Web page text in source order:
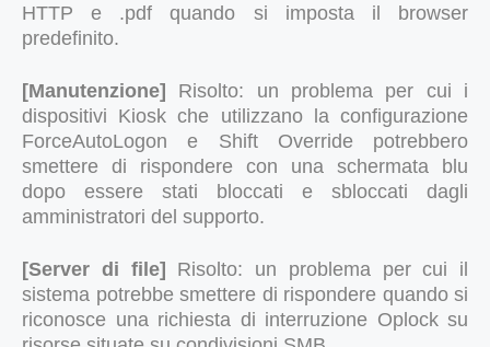
HTTP e .pdf quando si imposta il browser
predefinito.
[Manutenzione] Risolto: un problema per cui i
dispositivi Kiosk che utilizzano la configurazione
ForceAutoLogon e Shift Override potrebbero
smettere di rispondere con una schermata blu
dopo essere stati bloccati e sbloccati dagli
amministratori del supporto.
[Server di file] Risolto: un problema per cui il
sistema potrebbe smettere di rispondere quando si
riconosce una richiesta di interruzione Oplock su